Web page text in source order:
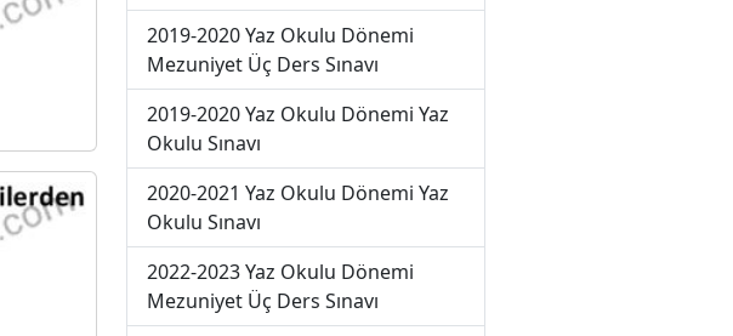
2019-2020 Yaz Okulu Dönemi
Mezuniyet Üç Ders Sınavı
2019-2020 Yaz Okulu Dönemi Yaz
Okulu Sınavı
2020-2021 Yaz Okulu Dönemi Yaz
Okulu Sınavı
2022-2023 Yaz Okulu Dönemi
Mezuniyet Üç Ders Sınavı